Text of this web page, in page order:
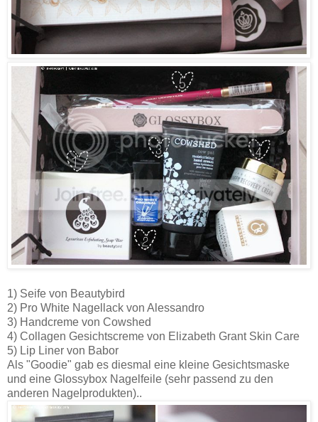
1) Seife von Beautybird
2) Pro White Nagellack von Alessandro
3) Handcreme von Cowshed
4) Collagen Gesichtscreme von Elizabeth Grant Skin Care
5) Lip Liner von Babor
Als "Goodie" gab es diesmal eine kleine Gesichtsmaske
und eine Glossybox Nagelfeile (sehr passend zu den
anderen Nagelprodukten)..